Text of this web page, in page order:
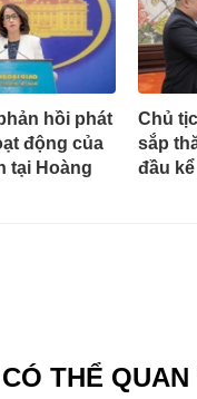
hồi phát
động của
tại Hoàng
Chủ
sắp
đầu
THỂ QUAN